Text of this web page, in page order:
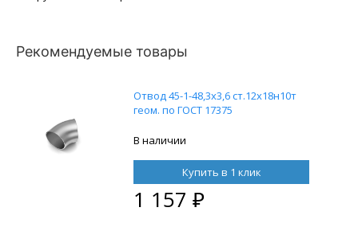
Рекомендуемые товары
Отвод 45-1-48,3х3,6 ст.12х18н10т
геом. по ГОСТ 17375
В наличии
Купить в 1 клик
1 157 ₽